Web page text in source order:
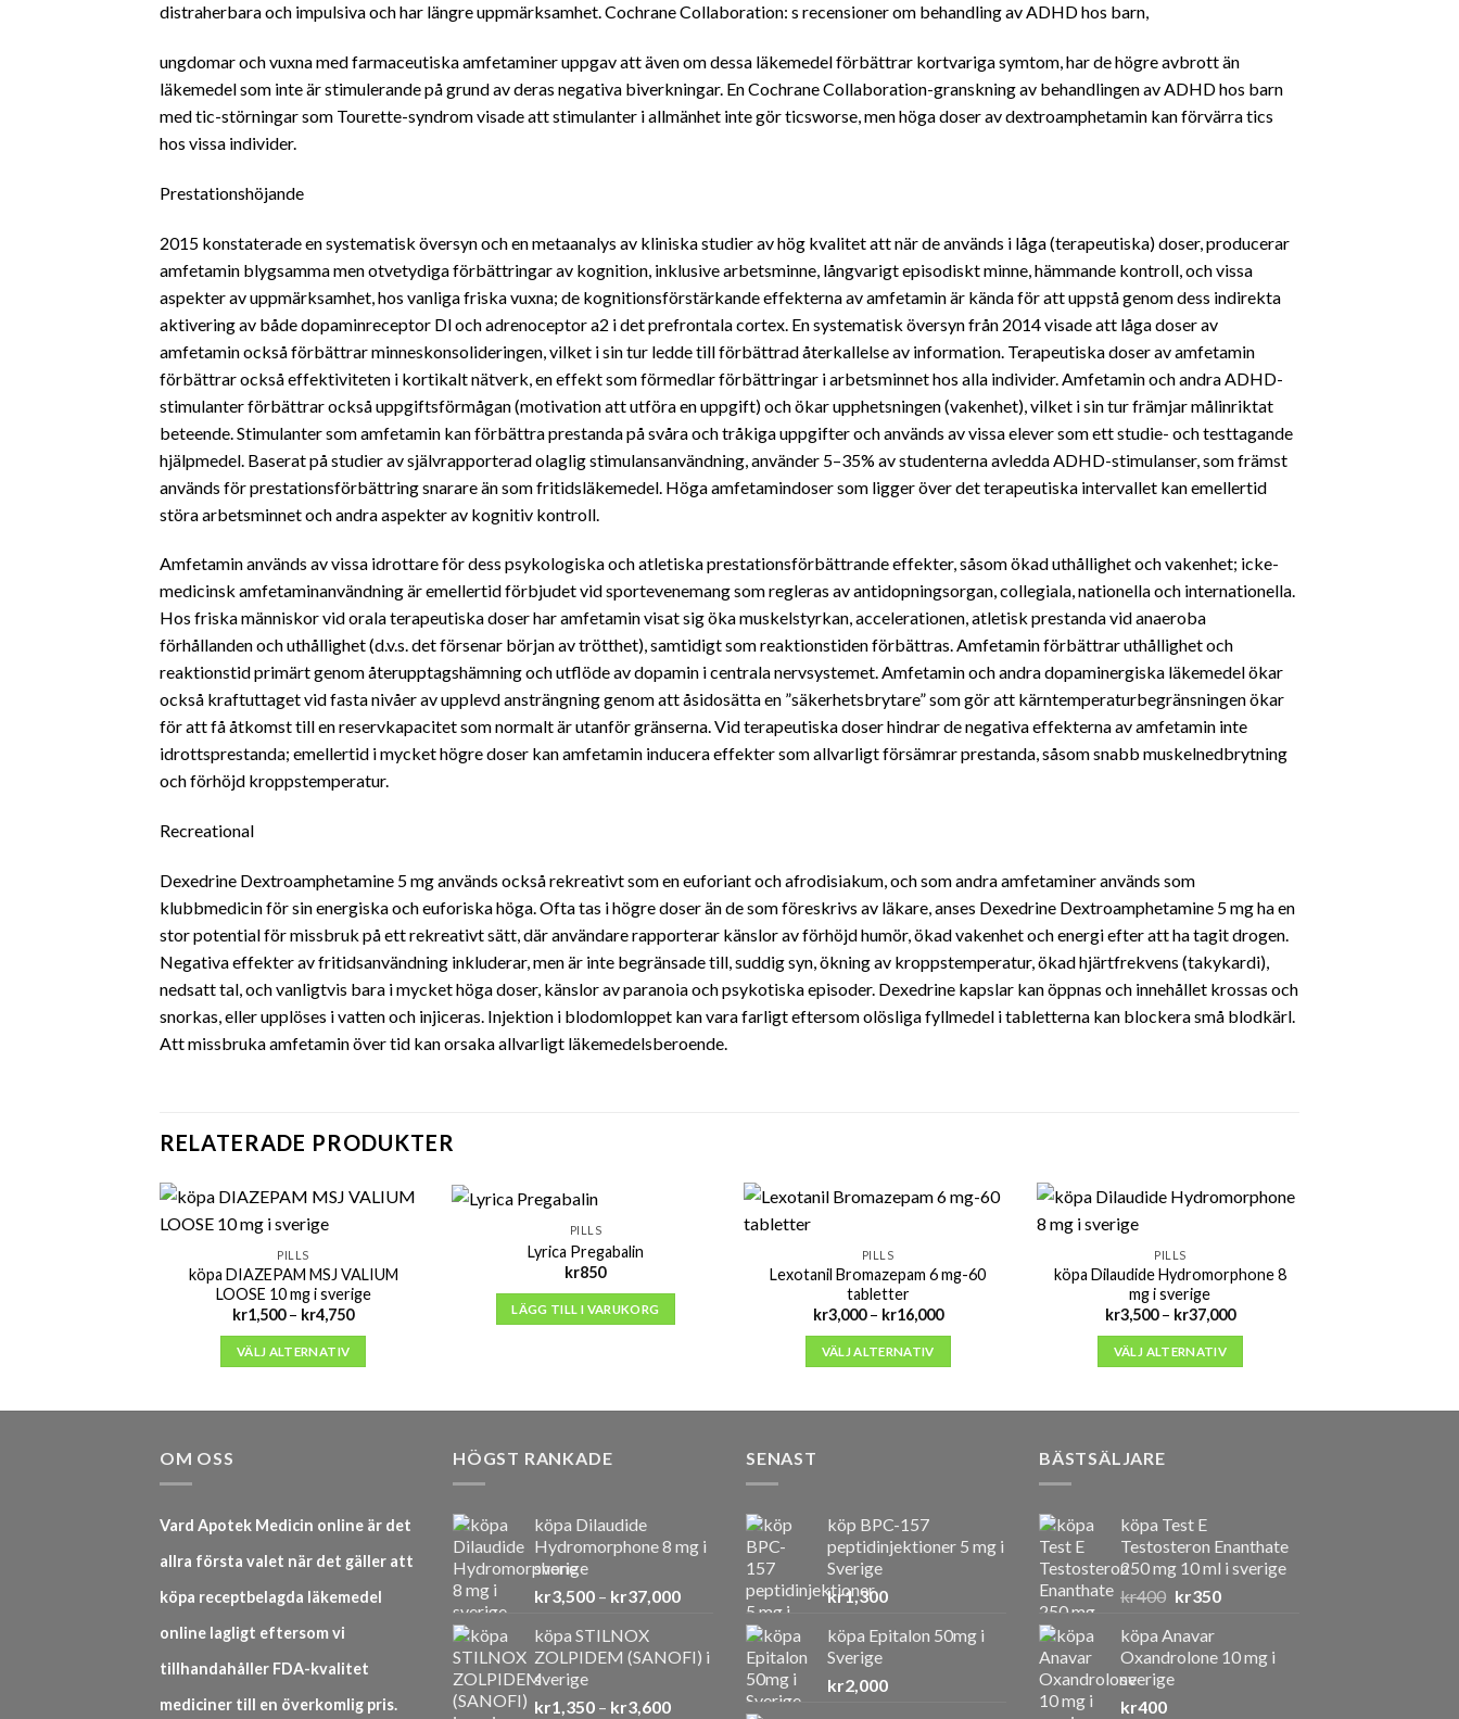
distraherbara och impulsiva och har längre uppmärksamhet. Cochrane Collaboration: s recensioner om behandling av ADHD hos barn,
ungdomar och vuxna med farmaceutiska amfetaminer uppgav att även om dessa läkemedel förbättrar kortvariga symtom, har de högre avbrott än
läkemedel som inte är stimulerande på grund av deras negativa biverkningar. En Cochrane Collaboration-granskning av behandlingen av ADHD hos barn
med tic-störningar som Tourette-syndrom visade att stimulanter i allmänhet inte gör ticsworse, men höga doser av dextroamphetamin kan förvärra tics
hos vissa individer.
Prestationshöjande
2015 konstaterade en systematisk översyn och en metaanalys av kliniska studier av hög kvalitet att när de används i låga (terapeutiska) doser, producerar
amfetamin blygsamma men otvetydiga förbättringar av kognition, inklusive arbetsminne, långvarigt episodiskt minne, hämmande kontroll, och vissa
aspekter av uppmärksamhet, hos vanliga friska vuxna; de kognitionsförstärkande effekterna av amfetamin är kända för att uppstå genom dess indirekta
aktivering av både dopaminreceptor Dl och adrenoceptor a2 i det prefrontala cortex. En systematisk översyn från 2014 visade att låga doser av
amfetamin också förbättrar minneskonsolideringen, vilket i sin tur ledde till förbättrad återkallelse av information. Terapeutiska doser av amfetamin
förbättrar också effektiviteten i kortikalt nätverk, en effekt som förmedlar förbättringar i arbetsminnet hos alla individer. Amfetamin och andra ADHD-
stimulanter förbättrar också uppgiftsförmågan (motivation att utföra en uppgift) och ökar upphetsningen (vakenhet), vilket i sin tur främjar målinriktat
beteende. Stimulanter som amfetamin kan förbättra prestanda på svåra och tråkiga uppgifter och används av vissa elever som ett studie- och testtagande
hjälpmedel. Baserat på studier av självrapporterad olaglig stimulansanvändning, använder 5–35% av studenterna avledda ADHD-stimulanser, som främst
används för prestationsförbättring snarare än som fritidsläkemedel. Höga amfetamindoser som ligger över det terapeutiska intervallet kan emellertid
störa arbetsminnet och andra aspekter av kognitiv kontroll.
Amfetamin används av vissa idrottare för dess psykologiska och atletiska prestationsförbättrande effekter, såsom ökad uthållighet och vakenhet; icke-
medicinsk amfetaminanvändning är emellertid förbjudet vid sportevenemang som regleras av antidopningsorgan, collegiala, nationella och internationella.
Hos friska människor vid orala terapeutiska doser har amfetamin visat sig öka muskelstyrkan, accelerationen, atletisk prestanda vid anaeroba
förhållanden och uthållighet (d.v.s. det försenar början av trötthet), samtidigt som reaktionstiden förbättras. Amfetamin förbättrar uthållighet och
reaktionstid primärt genom återupptagshämning och utflöde av dopamin i centrala nervsystemet. Amfetamin och andra dopaminergiska läkemedel ökar
också kraftuttaget vid fasta nivåer av upplevd ansträngning genom att åsidosätta en ”säkerhetsbrytare” som gör att kärntemperaturbegränsningen ökar
för att få åtkomst till en reservkapacitet som normalt är utanför gränserna. Vid terapeutiska doser hindrar de negativa effekterna av amfetamin inte
idrottsprestanda; emellertid i mycket högre doser kan amfetamin inducera effekter som allvarligt försämrar prestanda, såsom snabb muskelnedbrytning
och förhöjd kroppstemperatur.
Recreational
Dexedrine Dextroamphetamine 5 mg används också rekreativt som en euforiant och afrodisiakum, och som andra amfetaminer används som
klubbmedicin för sin energiska och euforiska höga. Ofta tas i högre doser än de som föreskrivs av läkare, anses Dexedrine Dextroamphetamine 5 mg ha en
stor potential för missbruk på ett rekreativt sätt, där användare rapporterar känslor av förhöjd humör, ökad vakenhet och energi efter att ha tagit drogen.
Negativa effekter av fritidsanvändning inkluderar, men är inte begränsade till, suddig syn, ökning av kroppstemperatur, ökad hjärtfrekvens (takykardi),
nedsatt tal, och vanligtvis bara i mycket höga doser, känslor av paranoia och psykotiska episoder. Dexedrine kapslar kan öppnas och innehållet krossas och
snorkas, eller upplöses i vatten och injiceras. Injektion i blodomloppet kan vara farligt eftersom olösliga fyllmedel i tabletterna kan blockera små blodkärl.
Att missbruka amfetamin över tid kan orsaka allvarligt läkemedelsberoende.
RELATERADE PRODUKTER
PILLS
köpa DIAZEPAM MSJ VALIUM
LOOSE 10 mg i sverige
kr1,500 – kr4,750Prisintervall:
VÄLJ ALTERNATIV
PILLS
Lyrica Pregabalin
kr850
LÄGG TILL I VARUKORG
PILLS
Lexotanil Bromazepam 6 mg-60
tabletter
kr3,000 – kr16,000Prisintervall:
VÄLJ ALTERNATIV
PILLS
köpa Dilaudide Hydromorphone 8
mg i sverige
kr3,500 – kr37,000Prisintervall:
VÄLJ ALTERNATIV
OM OSS
Vard Apotek Medicin online är det
allra första valet när det gäller att
köpa receptbelagda läkemedel
online lagligt eftersom vi
tillhandahåller FDA-kvalitet
mediciner till en överkomlig pris.
HÖGST RANKADE
köpa Dilaudide
Hydromorphone 8 mg i
sverige
kr3,500 – kr37,000Prisintervall:
kr37,000
köpa STILNOX
ZOLPIDEM (SANOFI) i
sverige
kr1,350 – kr3,600Prisintervall:
SENAST
köp BPC-157
peptidinjektioner 5 mg i
Sverige
kr1,300
köpa Epitalon 50mg i
Sverige
kr2,000
BÄSTSÄLJARE
köpa Test E
Testosteron Enanthate
250 mg 10 ml i sverige
kr400 Det
priset
var:
kr400.
kr350Det
är:
köpa Anavar
Oxandrolone 10 mg i
sverige
kr400